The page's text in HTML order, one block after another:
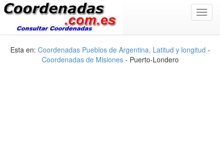
Esta en: Coordenadas Pueblos de Argentina, Latitud y longitud -
Coordenadas de Misiones- Puerto-Londero